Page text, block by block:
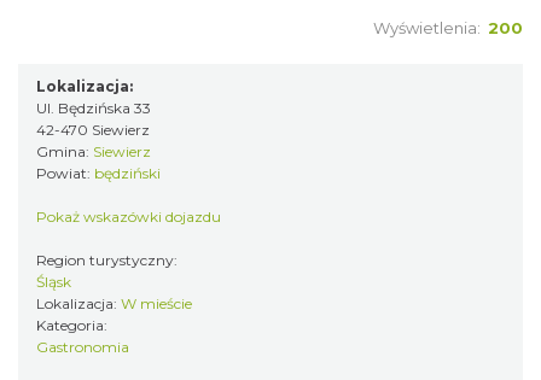
Wyświetlenia: 200
Lokalizacja:
Ul. Będzińska 33
42-470 Siewierz
Gmina: Siewierz
Powiat: będziński
Pokaż wskazówki dojazdu
Region turystyczny:
Śląsk
Lokalizacja: W mieście
Kategoria:
Gastronomia